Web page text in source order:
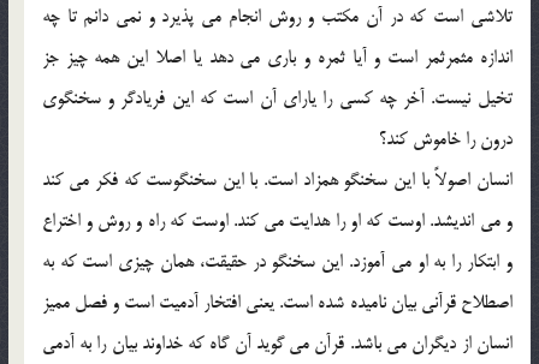
تلاشي است كه در آن مكتب و روش انجام مي پذيرد و نمي دانم تا چه
اندازه مثمرثمر است و آيا ثمره و باري مي دهد يا اصلا اين همه چيز جز
تخيل نيست. آخر چه كسي را ياراي آن است كه اين فريادگر و سخنگوي
درون را خاموش كند؟
انسان اصولاً با اين سخنگو همزاد است. با اين سخنگوست كه فكر مي كند
و مي انديشد. اوست كه او را هدايت مي كند. اوست كه راه و روش و اختراع
و ابتكار را به او مي آموزد. اين سخنگو در حقيقت، همان چيزي است كه به
اصطلاح قرآني بيان ناميده شده است. يعني افتخار آدميت است و فصل مميز
انسان از ديگران مي باشد. قرآن مي گويد آن گاه كه خداوند بيان را به آدمي